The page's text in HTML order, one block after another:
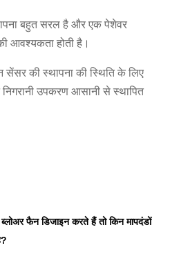
बहुत सरल है और एक पेशेवर
आवश्यकता होती है।
की स्थापना की स्थिति के लिए
उपकरण आसानी से स्थापित
फैन डिजाइन करते हैं तो किन मापदंडों